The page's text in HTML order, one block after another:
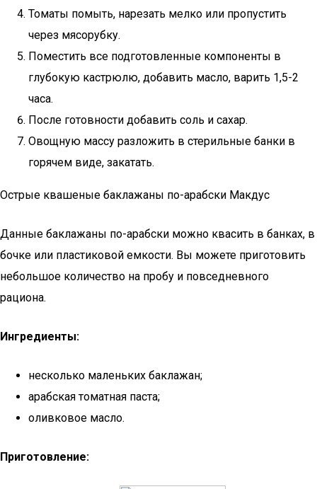
Томаты помыть, нарезать мелко или пропустить
через мясорубку.
Поместить все подготовленные компоненты в
глубокую кастрюлю, добавить масло, варить 1,5-2
часа.
После готовности добавить соль и сахар.
Овощную массу разложить в стерильные банки в
горячем виде, закатать.
Острые квашеные баклажаны по-арабски Макдус
Данные баклажаны по-арабски можно квасить в банках, в
бочке или пластиковой емкости. Вы можете приготовить
небольшое количество на пробу и повседневного
рациона.
Ингредиенты:
несколько маленьких баклажан;
арабская томатная паста;
оливковое масло.
Приготовление: